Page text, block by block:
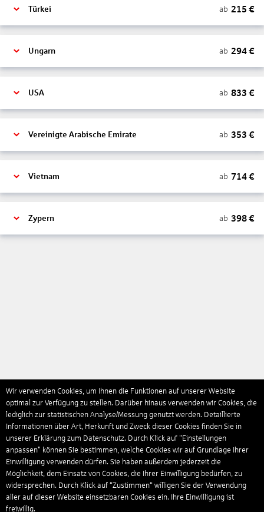
Türkei ab 215 €
Ungarn ab 294€
USA ab 833 €
Vereinigte Arabische Emirate ab 353 €
Vietnam ab 714€
Zypern ab 398€
Wir verwenden Cookies, um Ihnen die Funktionen auf unserer Website
optimal zur Verfügung zu stellen. Darüber hinaus verwenden wir Cookies, die
lediglich zur statistischen Analyse/Messung genutzt werden. Detaillierte
Informationen über Art, Herkunft und Zweck dieser Cookies finden Sie in
unserer Erklärung zum Datenschutz. Durch Klick auf "Einstellungen
anpassen" können Sie bestimmen, welche Cookies wir auf Grundlage Ihrer
Einwilligung verwenden dürfen. Sie haben außerdem jederzeit die
Möglichkeit, dem Einsatz von Cookies, die Ihrer Einwilligung bedürfen, zu
widersprechen. Durch Klick auf “Zustimmen“ willigen Sie der Verwendung
aller auf dieser Website einsetzbaren Cookies ein. Ihre Einwilligung ist
freiwillig.